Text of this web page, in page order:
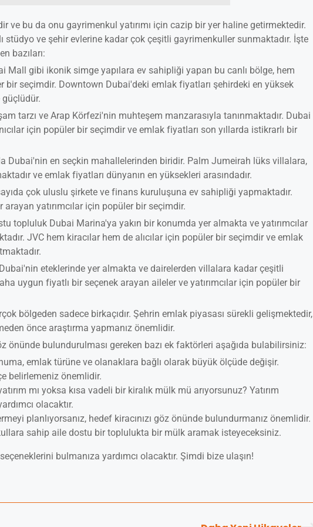
ve bu da onu gayrimenkul yatırımı için cazip bir yer haline getirmektedir.
stüdyo ve şehir evlerine kadar çok çeşitli gayrimenkuller sunmaktadır. İşte
bazıları:
Mall gibi ikonik simge yapılara ev sahipliği yapan bu canlı bölge, hem
seçimdir. Downtown Dubai'deki emlak fiyatları şehirdeki en yüksek
güçlüdür.
tarzı ve Arap Körfezi'nin muhteşem manzarasıyla tanınmaktadır. Dubai
için popüler bir seçimdir ve emlak fiyatları son yıllarda istikrarlı bir
Dubai'nin en seçkin mahallelerinden biridir. Palm Jumeirah lüks villalara,
ve emlak fiyatları dünyanın en yüksekleri arasındadır.
çok uluslu şirkete ve finans kuruluşuna ev sahipliği yapmaktadır.
yatırımcılar için popüler bir seçimdir.
topluluk Dubai Marina'ya yakın bir konumda yer almakta ve yatırımcılar
JVC hem kiracılar hem de alıcılar için popüler bir seçimdir ve emlak
eteklerinde yer almakta ve dairelerden villalara kadar çeşitli
uygun fiyatlı bir seçenek arayan aileler ve yatırımcılar için popüler bir
bölgeden sadece birkaçıdır. Şehrin emlak piyasası sürekli gelişmektedir,
önce araştırma yapmanız önemlidir.
önünde bulundurulması gereken bazı ek faktörleri aşağıda bulabilirsiniz:
emlak türüne ve olanaklara bağlı olarak büyük ölçüde değişir.
belirlemeniz önemlidir.
mı yoksa kısa vadeli bir kiralık mülk mü arıyorsunuz? Yatırım
olacaktır.
planlıyorsanız, hedef kiracınızı göz önünde bulundurmanız önemlidir.
sahip aile dostu bir toplulukta bir mülk aramak isteyeceksiniz.
bulmanıza yardımcı olacaktır. Şimdi bize ulaşın!